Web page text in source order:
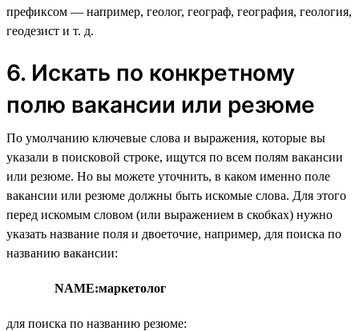
префиксом — например, геолог, географ, география, геология,
геодезист и т. д.
6. Искать по конкретному
полю вакансии или резюме
По умолчанию ключевые слова и выражения, которые вы
указали в поисковой строке, ищутся по всем полям вакансии
или резюме. Но вы можете уточнить, в каком именно поле
вакансии или резюме должны быть искомые слова. Для этого
перед искомым словом (или выражением в скобках) нужно
указать название поля и двоеточие, например, для поиска по
названию вакансии:
NAME:маркетолог
для поиска по названию резюме: